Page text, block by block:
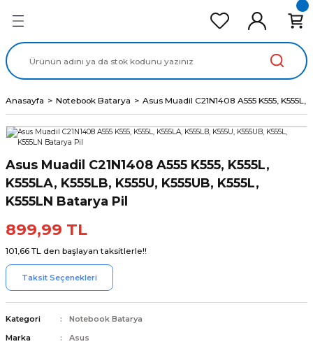
Ekran Panel
Data Kablo
Anasayfa Notebook Batarya Asus Muadil C21N1408 A555 K555, K555L,
Asus Muadil C21N1408 A555 K555, K555L,
K555LA, K555LB, K555U, K555UB, K555L,
K555LN Batarya Pil
899,99 TL
101,66 TL den başlayan taksitlerle!!
Taksit Seçenekleri
Kategori
Notebook Batarya
Marka
Asus